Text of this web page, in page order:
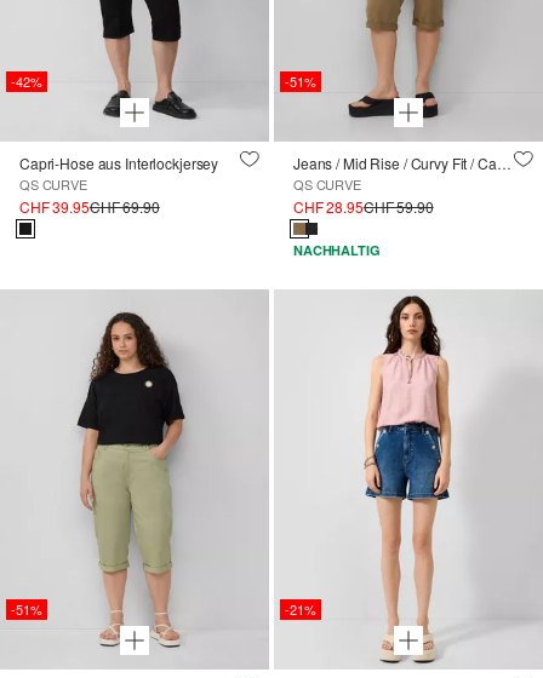
-42%
Capri-Hose aus Interlockjersey
QS CURVE
CHF 39.95CHF 69.90
-51%
Jeans / Mid Rise / Curvy Fit / Capri Length
QS CURVE
CHF 28.95CHF 59.90
NACHHALTIG
-51% -21%